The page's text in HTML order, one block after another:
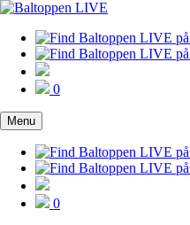
0
Menu
0